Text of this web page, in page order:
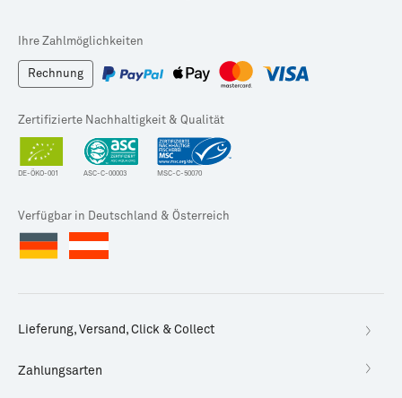
Ihre Zahlmöglichkeiten
Rechnung
Zertifizierte Nachhaltigkeit & Qualität
DE-ÖKO-001 ASC-C-00003 MSC-C-50070
Verfügbar in Deutschland & Österreich
Lieferung, Versand, Click & Collect
Zahlungsarten